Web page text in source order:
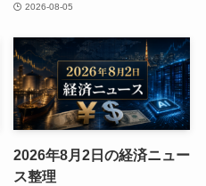
2026-08-05
2026年8月2日の経済ニュー
ス整理